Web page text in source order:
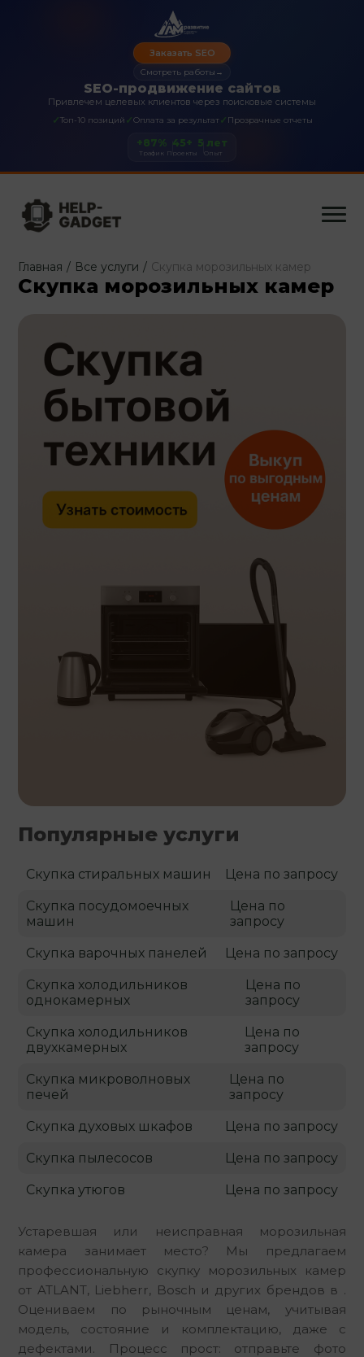
SEO-продвижение сайтов
Привлечем целевых клиентов через поисковые системы
✓Топ-10 позиций ✓Оплата за результат✓ Прозрачные отчеты
Заказать SEO
Смотреть работы →
+87%
Трафик
45+
Проекты
5 лет
Опыт
Главная / Все услуги / Скупка морозильных камер
Скупка морозильных камер
Устаревшая или неисправная морозильная
камера занимает место? Мы предлагаем
профессиональную скупку морозильных камер
от ATLANT, Liebherr, Bosch и других брендов в .
Оцениваем по рыночным ценам, учитывая
модель, состояние и комплектацию, даже с
дефектами. Процесс прост: отправьте фото
Популярные услуги
Скупка стиральных машин Цена по запросу
Скупка посудомоечных
машин
Цена по
запросу
Скупка варочных панелей Цена по запросу
Скупка холодильников
однокамерных
Цена по
запросу
Скупка холодильников
двухкамерных
Цена по
запросу
Скупка микроволновых
печей
Цена по
запросу
Скупка духовых шкафов Цена по запросу
Скупка пылесосов Цена по запросу
Скупка утюгов Цена по запросу